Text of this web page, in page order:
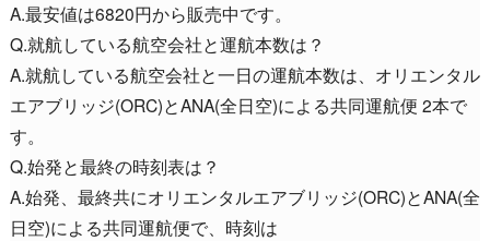
A.最安値は6820円から販売中です。
Q.就航している航空会社と運航本数は？
A.就航している航空会社と一日の運航本数は、オリエンタル
エアブリッジ(ORC)とANA(全日空)による共同運航便 2本で
す。
Q.始発と最終の時刻表は？
A.始発、最終共にオリエンタルエアブリッジ(ORC)とANA(全
日空)による共同運航便で、時刻は